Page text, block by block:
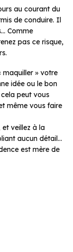
au courant du
de conduire. Il
Comme
pas ce risque,
maquiller » votre
idée ou le bon
peut vous
même vous faire
veillez à la
aucun détail…
est mère de